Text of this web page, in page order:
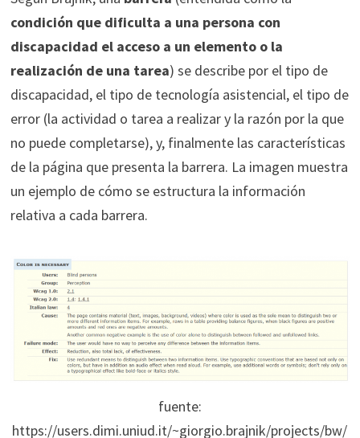
condición que dificulta a una persona con
discapacidad el acceso a un elemento o la
realización de una tarea) se describe por el tipo de
discapacidad, el tipo de tecnología asistencial, el tipo de
error (la actividad o tarea a realizar y la razón por la que
no puede completarse), y, finalmente las características
de la página que presenta la barrera. La imagen muestra
un ejemplo de cómo se estructura la información
relativa a cada barrera.
fuente:
https://users.dimi.uniud.it/~giorgio.brajnik/projects/bw/